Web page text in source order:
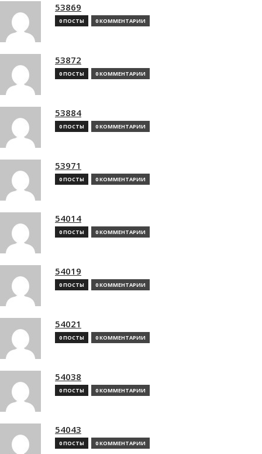
53869
0 ПОСТЫ 0 КОММЕНТАРИИ
53872
0 ПОСТЫ 0 КОММЕНТАРИИ
53884
0 ПОСТЫ 0 КОММЕНТАРИИ
53971
0 ПОСТЫ 0 КОММЕНТАРИИ
54014
0 ПОСТЫ 0 КОММЕНТАРИИ
54019
0 ПОСТЫ 0 КОММЕНТАРИИ
54021
0 ПОСТЫ 0 КОММЕНТАРИИ
54038
0 ПОСТЫ 0 КОММЕНТАРИИ
54043
0 ПОСТЫ 0 КОММЕНТАРИИ